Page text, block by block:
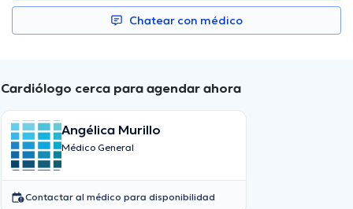
Chatear con médico
Cardiólogo cerca para agendar ahora
Angélica Murillo
Médico General
Contactar al médico para disponibilidad